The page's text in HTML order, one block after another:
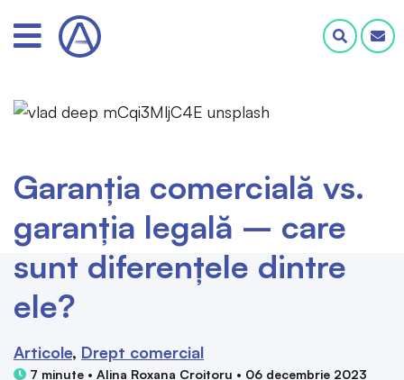
Garanția comercială vs.
garanția legală – care
sunt diferențele dintre
ele?
Articole Drept comercial
7 minute • Alina Roxana Croitoru • 06 decembrie 2023